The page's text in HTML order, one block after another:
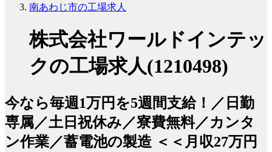
南あわじ市の工場求人
株式会社ワールドインテッ
クの工場求人(1210498)
今なら毎週1万円を5週間支給！／日勤
専属／土日祝休み／寮費無料／カンタ
ン作業／蓄電池の製造 ＜＜月収27万円